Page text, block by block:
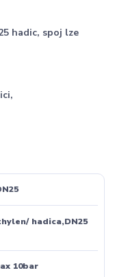
hadic, spoj lze
hadica,DN25
10bar